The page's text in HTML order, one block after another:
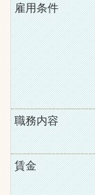
雇用条件
職務内容
賃金